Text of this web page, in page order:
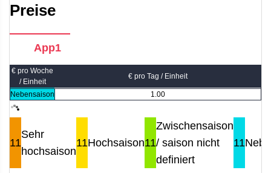
Preise
App1
€ pro Woche
/ Einheit
€ pro Tag / Einheit
Nebensaison 1.00
11
Sehr
hochsaison
11Hochsaison11
Zwischensaison
/ saison nicht
definiert
11